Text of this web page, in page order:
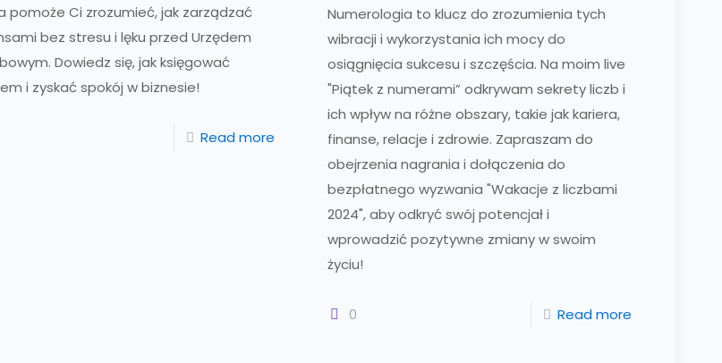
pomoże Ci zrozumieć, jak zarządzać
bez stresu i lęku przed Urzędem
Dowiedz się, jak księgować
i zyskać spokój w biznesie!
Read more
Numerologia to klucz do zrozumienia tych
wibracji i wykorzystania ich mocy do
osiągnięcia sukcesu i szczęścia. Na moim live
"Piątek z numerami” odkrywam sekrety liczb i
ich wpływ na różne obszary, takie jak kariera,
finanse, relacje i zdrowie. Zapraszam do
obejrzenia nagrania i dołączenia do
bezpłatnego wyzwania "Wakacje z liczbami
2024", aby odkryć swój potencjał i
wprowadzić pozytywne zmiany w swoim
życiu!
0 Read more